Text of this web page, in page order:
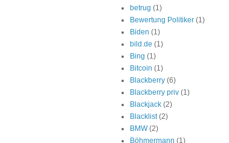
betrug (1)
Bewertung Politiker (1)
Biden (1)
bild.de (1)
Bing (1)
Bitcoin (1)
Blackberry (6)
Blackberry priv (1)
Blackjack (2)
Blacklist (2)
BMW (2)
Böhmermann (1)